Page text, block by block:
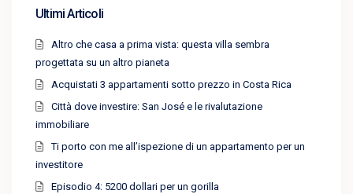
Ultimi Articoli
Altro che casa a prima vista: questa villa sembra
progettata su un altro pianeta
Acquistati 3 appartamenti sotto prezzo in Costa Rica
Città dove investire: San José e le rivalutazione
immobiliare
Ti porto con me all’ispezione di un appartamento per un
investitore
Episodio 4: 5200 dollari per un gorilla